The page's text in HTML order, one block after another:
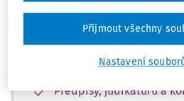
Informacím z oblasti
pracovního práva
Databázi otázek a
Karty BOZP
Předpisy, judikaturu a
Nastavení
Přijmout všechny